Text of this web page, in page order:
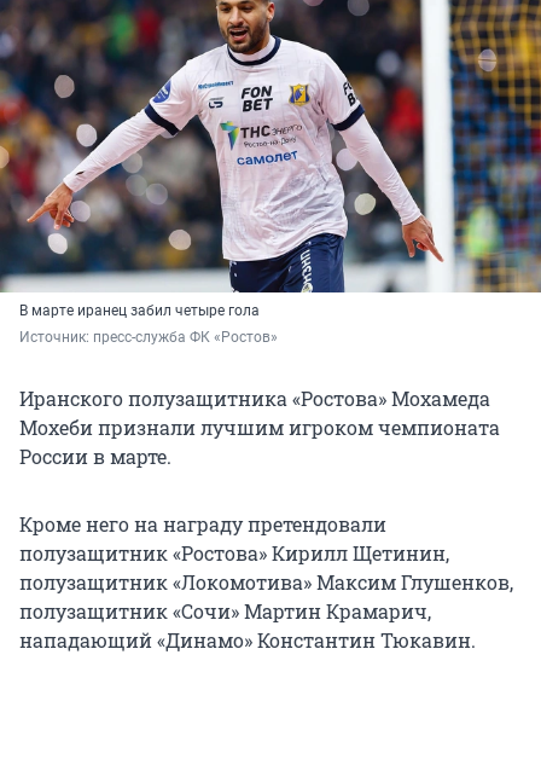
В марте иранец забил четыре гола
Источник: пресс-служба ФК «Ростов»
Иранского полузащитника «Ростова» Мохамеда
Мохеби признали лучшим игроком чемпионата
России в марте.
Кроме него на награду претендовали
полузащитник «Ростова» Кирилл Щетинин,
полузащитник «Локомотива» Максим Глушенков,
полузащитник «Сочи» Мартин Крамарич,
нападающий «Динамо» Константин Тюкавин.